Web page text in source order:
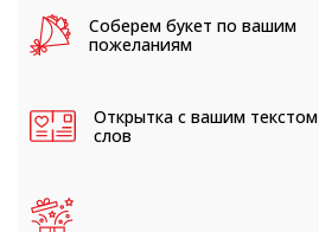
Соберем букет по вашим
пожеланиям
Открытка с вашим текстом
слов